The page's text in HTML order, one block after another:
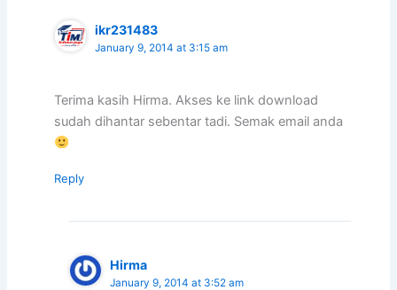
ikr231483
January 9, 2014 at 3:15 am
Terima kasih Hirma. Akses ke link download
sudah dihantar sebentar tadi. Semak email anda
Reply
Hirma
January 9, 2014 at 3:52 am